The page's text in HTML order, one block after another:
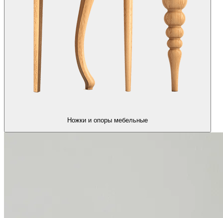
Ножки и опоры мебельные